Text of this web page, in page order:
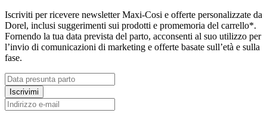
Iscriviti per ricevere newsletter Maxi-Cosi e offerte personalizzate da
Dorel, inclusi suggerimenti sui prodotti e promemoria del carrello*.
Fornendo la tua data prevista del parto, acconsenti al suo utilizzo per
l’invio di comunicazioni di marketing e offerte basate sull’età e sulla
fase.
Iscrivimi